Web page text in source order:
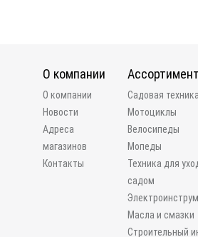
О компании
О компании
Новости
Адреса
магазинов
Контакты
Ассортимент
Садовая техника
Мотоциклы
Велосипеды
Мопеды
Техника для
садом
Масла и смазки
Строительный